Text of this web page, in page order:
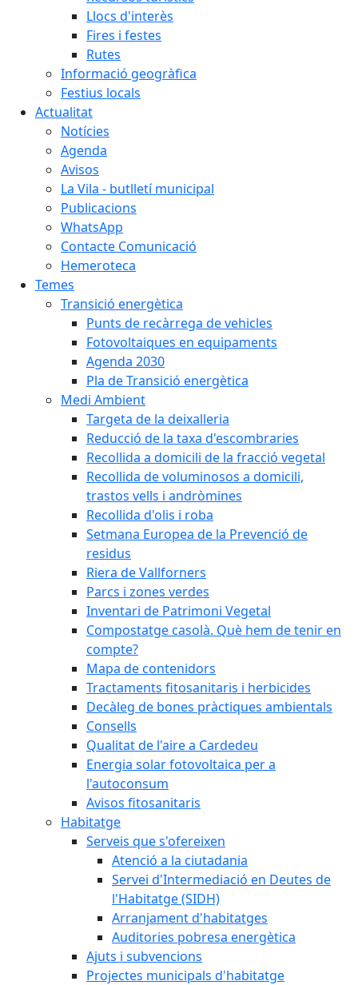
Llocs d'interès
Fires i festes
Rutes
Informació geogràfica
Festius locals
Actualitat
Notícies
Agenda
Avisos
La Vila - butlletí municipal
Publicacions
WhatsApp
Contacte Comunicació
Hemeroteca
Temes
Transició energètica
Punts de recàrrega de vehicles
Fotovoltaiques en equipaments
Agenda 2030
Pla de Transició energètica
Medi Ambient
Targeta de la deixalleria
Reducció de la taxa d'escombraries
Recollida a domicili de la fracció vegetal
Recollida de voluminosos a domicili,
trastos vells i andròmines
Recollida d'olis i roba
Setmana Europea de la Prevenció de
residus
Riera de Vallforners
Parcs i zones verdes
Inventari de Patrimoni Vegetal
Compostatge casolà. Què hem de tenir en
compte?
Mapa de contenidors
Tractaments fitosanitaris i herbicides
Decàleg de bones pràctiques ambientals
Consells
Qualitat de l'aire a Cardedeu
Energia solar fotovoltaica per a
l'autoconsum
Avisos fitosanitaris
Habitatge
Serveis que s'ofereixen
Atenció a la ciutadania
Servei d'Intermediació en Deutes de
l'Habitatge (SIDH)
Arranjament d'habitatges
Auditories pobresa energètica
Ajuts i subvencions
Projectes municipals d'habitatge